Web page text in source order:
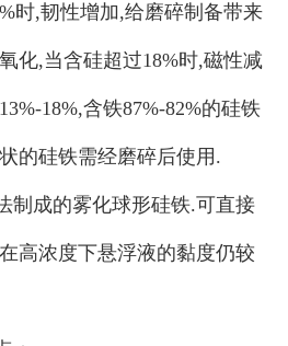
时,韧性增加,给磨碎制备带来
化,当含硅超过18%时,磁性减
18%,含铁87%-82%的硅铁
的硅铁需经磨碎后使用.
制成的雾化球形硅铁.可直接
高浓度下悬浮液的黏度仍较